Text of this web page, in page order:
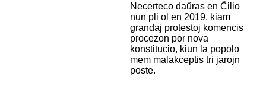
Necerteco daŭras en Ĉilio
nun pli ol en 2019, kiam
grandaj protestoj komencis
procezon por nova
konstitucio, kiun la popolo
mem malakceptis tri jarojn
poste.